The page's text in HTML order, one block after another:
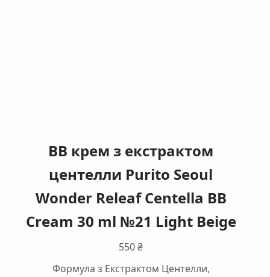
ВВ крем з екстрактом
центелли Purito Seoul
Wonder Releaf Centella BB
Cream 30 ml №21 Light Beige
550₴
Формула з Екстрактом Центелли,